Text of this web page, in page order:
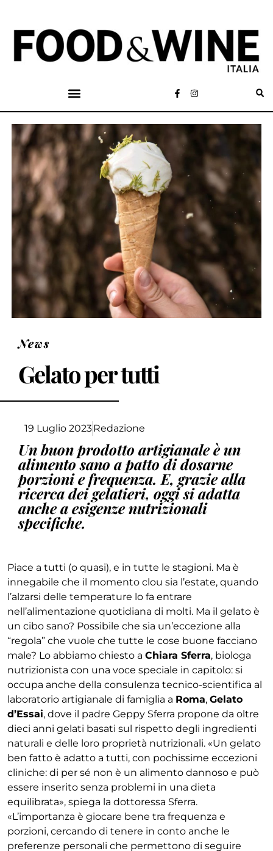
News
Gelato per tutti
19 Luglio 2023Redazione
Un buon prodotto artigianale è un
alimento sano a patto di dosarne
porzioni e frequenza. E, grazie alla
ricerca dei gelatieri, oggi si adatta
anche a esigenze nutrizionali
specifiche.
Piace a tutti (o quasi), e in tutte le stagioni. Ma è
innegabile che il momento clou sia l’estate, quando
l’alzarsi delle temperature lo fa entrare
nell’alimentazione quotidiana di molti. Ma il gelato è
un cibo sano? Possibile che sia un’eccezione alla
“regola” che vuole che tutte le cose buone facciano
male? Lo abbiamo chiesto a Chiara Sferra, biologa
nutrizionista con una voce speciale in capitolo: si
occupa anche della consulenza tecnico-scientifica al
laboratorio artigianale di famiglia a Roma, Gelato
d’Essai, dove il padre Geppy Sferra propone da oltre
dieci anni gelati basati sul rispetto degli ingredienti
naturali e delle loro proprietà nutrizionali. «Un gelato
ben fatto è adatto a tutti, con pochissime eccezioni
cliniche: di per sé non è un alimento dannoso e può
essere inserito senza problemi in una dieta
equilibrata», spiega la dottoressa Sferra.
«L’importanza è giocare bene tra frequenza e
porzioni, cercando di tenere in conto anche le
preferenze personali che permettono di seguire